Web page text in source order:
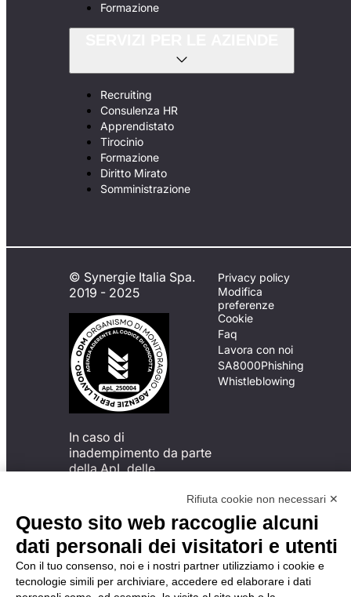
Formazione
Recruiting
Consulenza HR
Apprendistato
Tirocinio
Formazione
Diritto Mirato
Somministrazione
© Synergie Italia Spa.
2019 - 2025
In caso di
inadempimento da parte
della ApL delle
del Codice di Condotta, è
possibile presentare un
reclamo
all’Organismo di
Monitoraggio utilizzando
una delle modalità
descritte al seguente
Privacy policy
Modifica
preferenze
Cookie
Faq
Lavora con noi
SA8000Phishing
Whistleblowing
Rifiuta cookie non necessari ✕
Questo sito web raccoglie alcuni
dati personali dei visitatori e utenti
Con il tuo consenso, noi e i nostri partner utilizziamo i cookie e
tecnologie simili per archiviare, accedere ed elaborare i dati